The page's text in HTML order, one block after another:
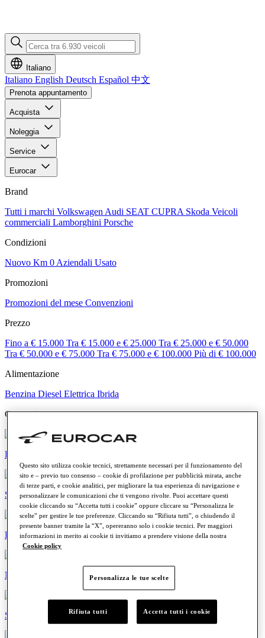
Italiano
Italiano English Deutsch Español 中文
Prenota appuntamento
Acquista
Noleggia
Service
Eurocar
Brand
Tutti i marchi Volkswagen Audi SEAT CUPRA Skoda Veicoli
commerciali Lamborghini Porsche
Condizioni
Nuovo Km 0 Aziendali Usato
Promozioni
Promozioni del mese Convenzioni
Prezzo
Fino a € 15.000 Tra € 15.000 e € 25.000 Tra € 25.000 e € 50.000
Tra € 50.000 e € 75.000 Tra € 75.000 e € 100.000 Più di € 100.000
Alimentazione
Benzina Diesel Elettrica Ibrida
Categorie
Elettriche e ibride
SUV e crossover
Familiari
Neopatentati
Sportive
Questo sito utilizza cookie tecnici, strettamente necessari per il funzionamento del
sito e – previo tuo consenso – cookie di profilazione per pubblicità mirata, anche
di terze parti, e cookie analitici, per migliorare la tua esperienza di navigazione e
personalizzare le comunicazioni che ti vengono rivolte. Puoi accettare questi
cookie cliccando su “Accetta tutti i cookie” oppure cliccare su “Personalizza le
scelte” per gestire le tue preferenze. Cliccando su “Rifiuta tutti”, o chiudendo il
presente banner tramite la “X”, opereranno solo i cookie tecnici. Per maggiori
informazioni in merito ai cookie ti invitiamo a prendere visione della nostra
Cookie policy
Personalizza le tue scelte
Rifiuta tutti Accetta tutti i cookie